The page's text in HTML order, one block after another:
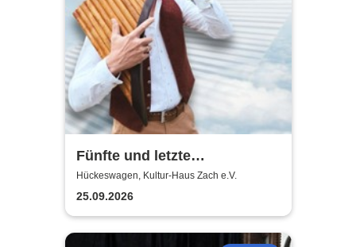
Fünfte und letzte
Sommernacht der Klassik
2026
Hückeswagen, Kultur-Haus Zach e.V.
25.09.2026